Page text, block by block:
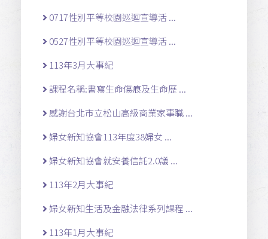
0717性別平等校園巡迴宣導活 ...
0527性別平等校園巡迴宣導活 ...
113年3月大事紀
課程名稱:書寫生命傷痕及生命歷 ...
感謝台北市立松山高級商業家事職 ...
婦女新知協會113年度38婦女 ...
婦女新知協會就安養信託2.0議 ...
113年2月大事紀
婦女新知生活及金融法律系列課程 ...
113年1月大事紀